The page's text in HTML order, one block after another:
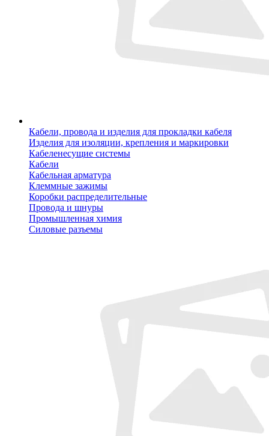
Кабели, провода и изделия для прокладки кабеля
Изделия для изоляции, крепления и маркировки
Кабеленесущие системы
Кабели
Кабельная арматура
Клеммные зажимы
Коробки распределительные
Провода и шнуры
Промышленная химия
Силовые разъемы